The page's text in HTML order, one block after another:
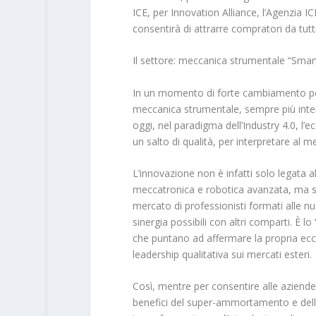
ICE, per Innovation Alliance,
consentirà di attrarre compratori da
Il settore: meccanica strumentale
In un momento di forte cambiamento
meccanica strumentale, sempre più
oggi, nel paradigma dell’Industry 4.0,
un salto di qualità, per interpretare al
L’innovazione non è infatti solo legata
meccatronica e robotica avanzata, ma
mercato di professionisti formati alle
sinergia possibili con altri comparti. È
che puntano ad affermare la propria
leadership qualitativa sui mercati esteri.
Così, mentre per consentire alle
benefici del super-ammortamento e